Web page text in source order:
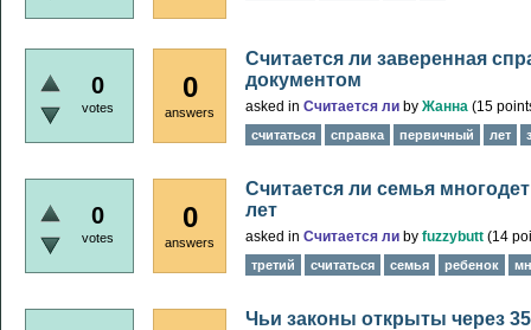
0
votes
0
answers
Считается ли заверенная
документом
asked in Считается ли by Жанна (15
считаться справка первичный лет
0
votes
0
answers
Считается ли семья
лет
asked in Считается ли by fuzzybutt (14
третий считаться семья ребенок
Чьи законы открыты через